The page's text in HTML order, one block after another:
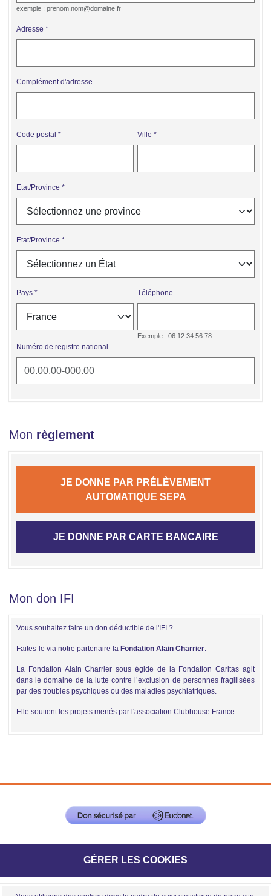
exemple : prenom.nom@domaine.fr
Adresse
Complément d'adresse
Code postal Ville
Etat/Province
Etat/Province
Pays Téléphone
Exemple : 06 12 34 56 78
Numéro de registre national
Mon règlement
JE DONNE PAR PRÉLÈVEMENT
AUTOMATIQUE SEPA
JE DONNE PAR CARTE BANCAIRE
Mon don IFI
Vous souhaitez faire un don déductible de l'IFI ?
Faites-le via notre partenaire la Fondation Alain Charrier.
La Fondation Alain Charrier sous égide de la Fondation Caritas agit
dans le domaine de la lutte contre l’exclusion de personnes fragilisées
par des troubles psychiques ou des maladies psychiatriques.
Elle soutient les projets menés par l'association Clubhouse France.
GÉRER LES COOKIES